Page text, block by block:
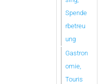
Spende
rbetreu
ung
Gastron
omie,
Touris